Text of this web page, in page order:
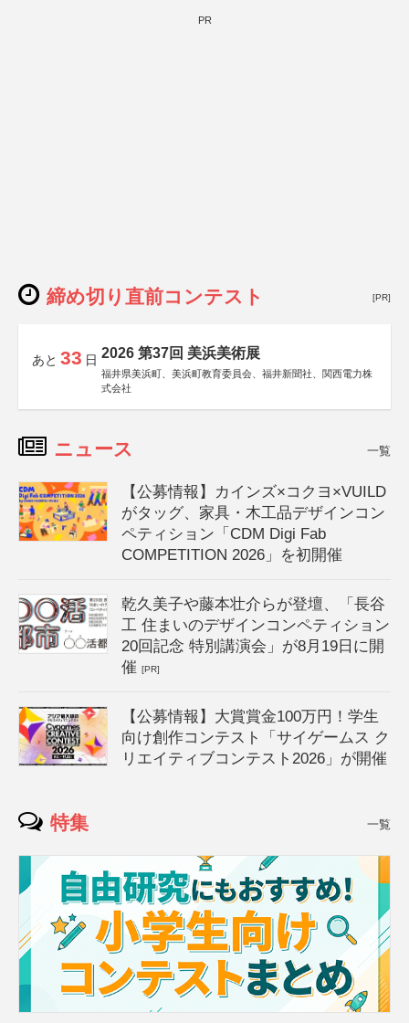
PR
締め切り直前コンテスト [PR]
あと 33 日 2026 第37回 美浜美術展
福井県美浜町、美浜町教育委員会、福井新聞社、関西電力株
式会社
ニュース 一覧
【公募情報】カインズ×コクヨ×VUILD
がタッグ、家具・木工品デザインコン
ペティション「CDM Digi Fab
COMPETITION 2026」を初開催
乾久美子や藤本壮介らが登壇、「長谷
工 住まいのデザインコンペティション
20回記念 特別講演会」が8月19日に開
催[PR]
【公募情報】大賞賞金100万円！学生
向け創作コンテスト「サイゲームス ク
リエイティブコンテスト2026」が開催
特集 一覧